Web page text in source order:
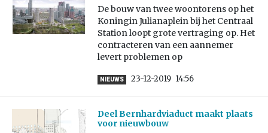
De bouw van twee woontorens op het
Koningin Julianaplein bij het Centraal
Station loopt grote vertraging op. Het
contracteren van een aannemer
levert problemen op
NIEUWS 23-12-2019 14:56
Deel Bernhardviaduct maakt plaats
voor nieuwbouw